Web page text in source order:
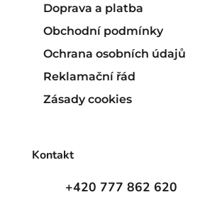
Doprava a platba
Obchodní podmínky
Ochrana osobních údajů
Reklamační řád
Zásady cookies
Kontakt
+420 777 862 620